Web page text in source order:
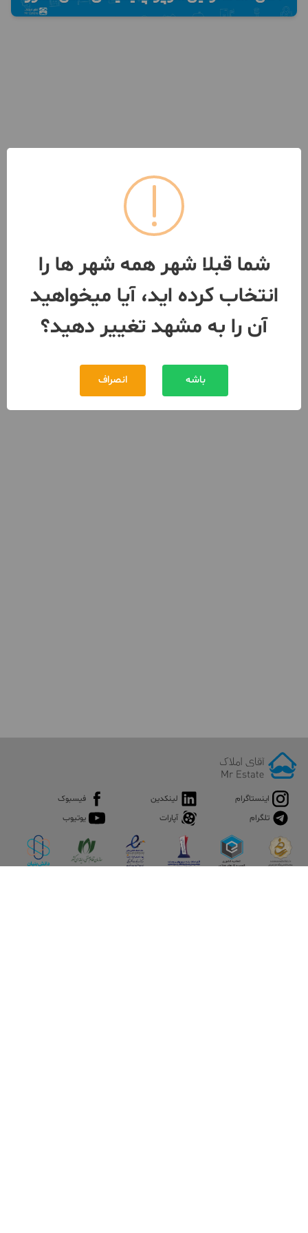
اینستاگرام لینکدین
فیسبوک
تلگرام
آپارات یوتیوب
شما قبلا شهر همه شهر ها را
انتخاب کرده اید، آیا میخواهید
آن را به مشهد تغییر دهید؟
باشه انصراف